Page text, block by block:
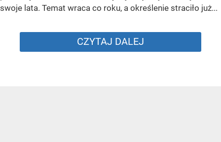
swoje lata. Temat wraca co roku, a określenie straciło już...
CZYTAJ DALEJ